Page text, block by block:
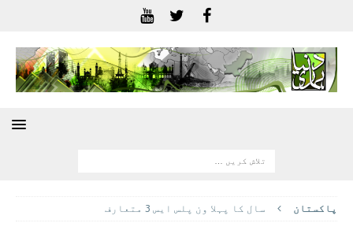
پاکستان سال کا پہلا ون پلس ایس 3 متعارف